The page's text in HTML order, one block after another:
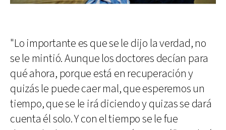
"Lo importante es que se le dijo la verdad, no
se le mintió. Aunque los doctores decían para
qué ahora, porque está en recuperación y
quizás le puede caer mal, que esperemos un
tiempo, que se le irá diciendo y quizas se dará
cuenta él solo. Y con el tiempo se le fue